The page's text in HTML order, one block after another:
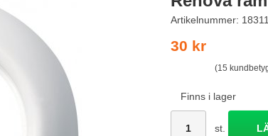
Artikelnummer:
30 kr
(15
Finns i lager
st.